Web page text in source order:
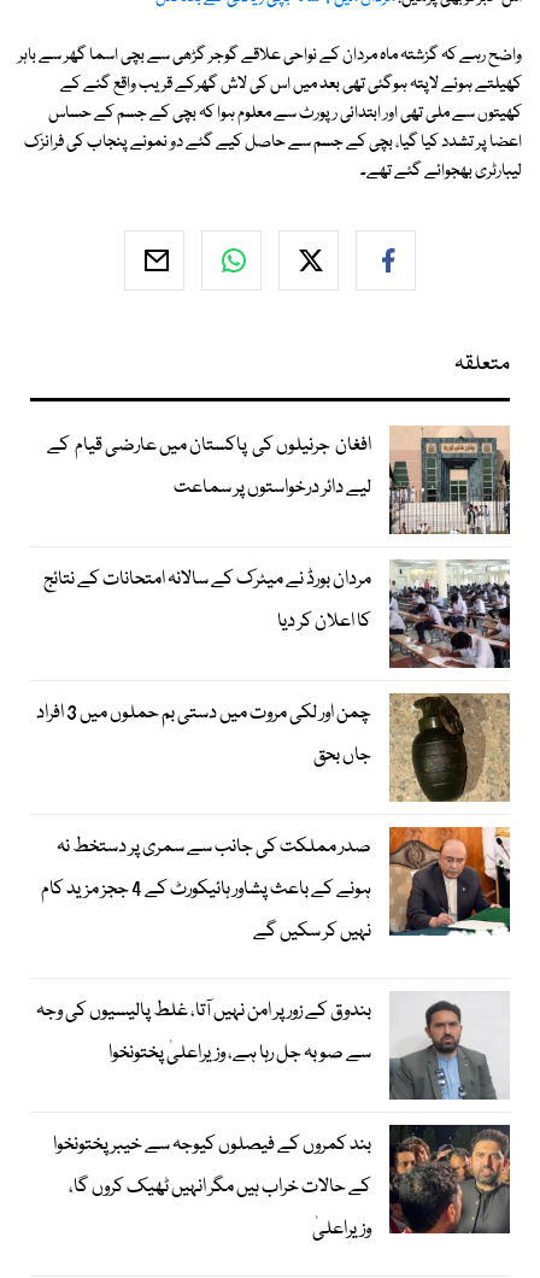
واضح رہے کہ گزشتہ ماہ مردان کے نواحی علاقے گوجر گڑھی سے بچی اسما گھر سے باہر
کھیلتے ہوئے لاپتہ ہوگئی تھی بعد میں اس کی لاش گھرکے قریب واقع گنے کے
کھیتوں سے ملی تھی اور ابتدائی رپورٹ سے معلوم ہوا کہ بچی کے جسم کے حساس
اعضا پر تشدد کیا گیا، بچی کے جسم سے حاصل کیے گئے دو نمونے پنجاب کی فرانزک
لیبارٹری بھجوائے گئے تھے۔
متعلقہ
افغان جرنیلوں کی پاکستان میں عارضی قیام کے
لیے دائر درخواستوں پر سماعت
مردان بورڈ نے میٹرک کے سالانہ امتحانات کے نتائج
کا اعلان کر دیا
چمن اور لکی مروت میں دستی بم حملوں میں 3 افراد
جاں بحق
صدر مملکت کی جانب سے سمری پر دستخط نہ
ہونے کے باعث پشاور ہائیکورٹ کے 4 ججز مزید کام
نہیں کر سکیں گے
بندوق کے زور پر امن نہیں آتا، غلط پالیسیوں کی وجہ
سے صوبہ جل رہا ہے، وزیراعلیٰ پختونخوا
بند کمروں کے فیصلوں کیوجہ سے خیبرپختونخوا
کے حالات خراب ہیں مگر انہیں ٹھیک کروں گا،
وزیراعلیٰ